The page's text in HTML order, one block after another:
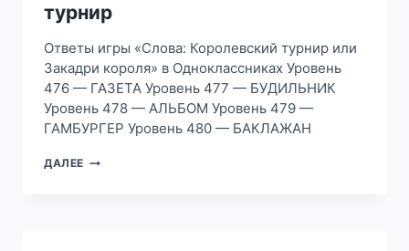
турнир
Ответы игры «Слова: Королевский турнир или
Закадри короля» в Одноклассниках Уровень
476 — ГАЗЕТА Уровень 477 — БУДИЛЬНИК
Уровень 478 — АЛЬБОМ Уровень 479 —
ГАМБУРГЕР Уровень 480 — БАКЛАЖАН
ДАЛЕЕ ОТВЕТ